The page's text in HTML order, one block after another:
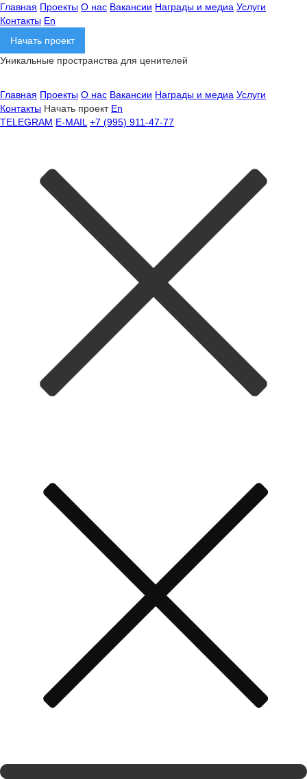
Главная Проекты О нас Вакансии Награды и медиа Услуги
Контакты En
Начать проект
Уникальные пространства для ценителей
Главная Проекты О нас Вакансии Награды и медиа Услуги
Контакты Начать проект En
TELEGRAM E-MAIL +7 (995) 911-47-77